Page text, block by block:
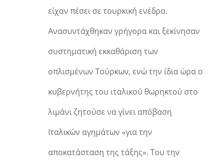
είχαν πέσει σε τουρκική ενέδρα.
Ανασυντάχθηκαν γρήγορα και ξεκίνησαν
συστηματική εκκαθάριση των
οπλισμένων Τούρκων, ενώ την ίδια ώρα ο
κυβερνήτης του ιταλικού θωρηκτού στο
λιμάνι ζητούσε να γίνει απόβαση
Ιταλικών αγημάτων «για την
αποκατάσταση της τάξης». Του την